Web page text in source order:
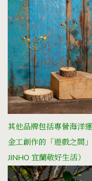
其他品牌包括專營海洋
金工創作的「遊戲之間
JINHO 宜蘭敬好生活）